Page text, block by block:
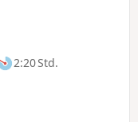
sind die ersten
2:20 Std.